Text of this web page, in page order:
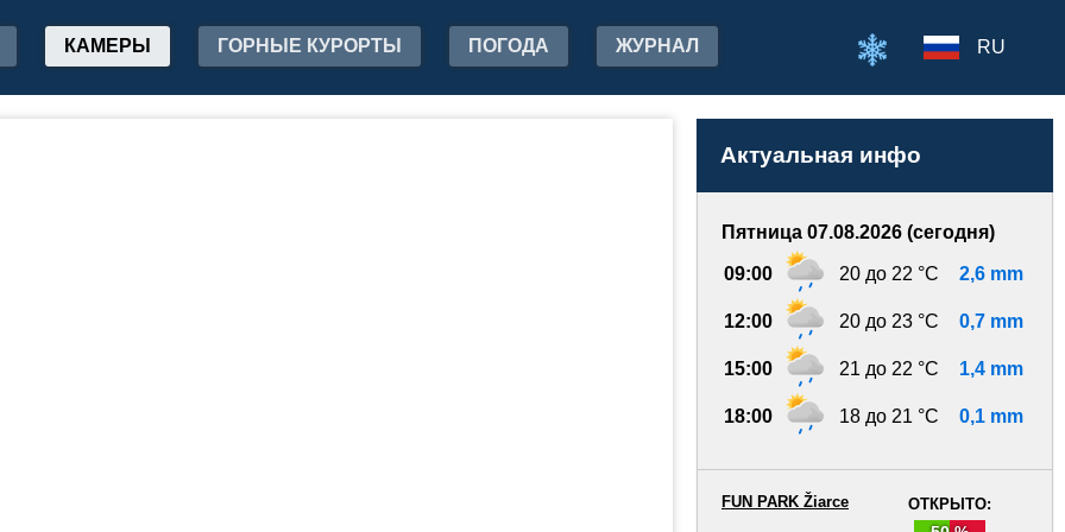
КАМЕРЫ ГОРНЫЕ КУРОРТЫ ПОГОДА ЖУРНАЛ RU
Актуальная инфо
Пятница 07.08.2026 (сегодня)
09:00 20 до 22 °C 2,6 mm
12:00 20 до 23 °C 0,7 mm
15:00 21 до 22 °C 1,4 mm
18:00 18 до 21 °C 0,1 mm
ОТКРЫТО:
FUN PARK Žiarce